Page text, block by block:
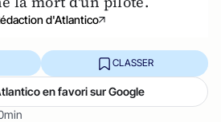
d'Atlantico
CLASSER
en favori sur Google